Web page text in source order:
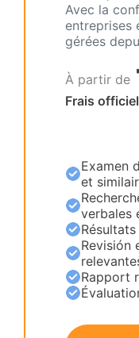
Avec la
entreprises
gérées
À partir de
Frais
Examen
et
verbales
Revisión
Rapport